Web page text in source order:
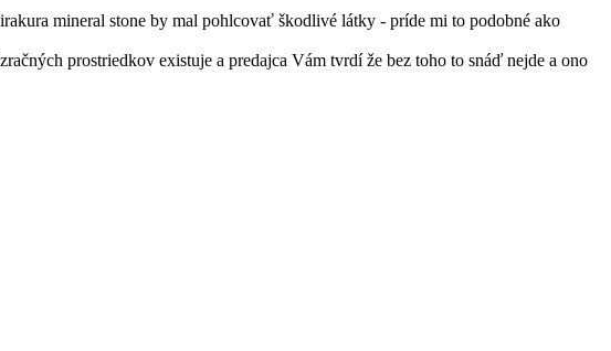
mineral stone by mal pohlcovať škodlivé látky - príde mi to podobné ako
prostriedkov existuje a predajca Vám tvrdí že bez toho to snáď nejde a ono